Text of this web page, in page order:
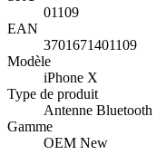
01109
EAN
3701671401109
Modèle
iPhone X
Type de produit
Antenne Bluetooth
Gamme
OEM New